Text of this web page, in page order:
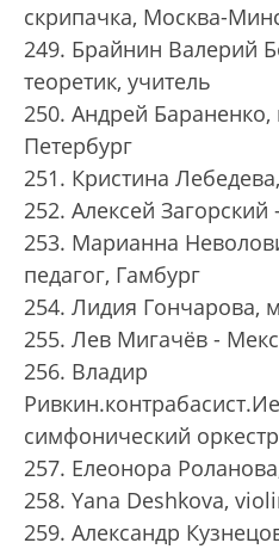
скрипачка, Москва-
249. Брайнин Валерий
теоретик, учитель
250. Андрей Бараненко,
Петербург
251. Кристина
252. Алексей
253. Марианна
педагог, Гамбург
254. Лидия Гончарова,
255. Лев Мигачёв -
256. Владир
симфонический
257. Елеонора
258. Yana Deshkova,
259. Александр